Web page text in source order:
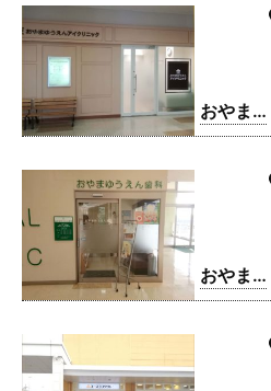
おやま
ゆうえ
おやま
ゆうえ